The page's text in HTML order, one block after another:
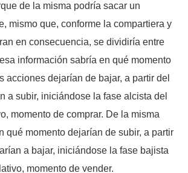
de la misma podría sacar un
mismo que, conforme la compartiera y
en consecuencia, se dividiría entre
información sabría en qué momento
acciones dejarían de bajar, a partir del
a subir, iniciándose la fase alcista del
momento de comprar. De la misma
qué momento dejarían de subir, a partir
a bajar, iniciándose la fase bajista
momento de vender.